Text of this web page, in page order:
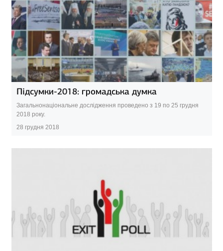
Підсумки-2018: громадська думка
Загальнонаціональне дослідження проведено з 19 по 25 грудня
2018 року.
28 грудня 2018